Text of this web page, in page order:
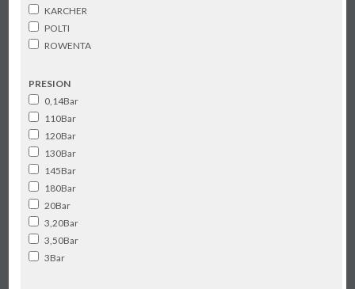
KARCHER
POLTI
ROWENTA
PRESION
0,14Bar
110Bar
120Bar
130Bar
145Bar
180Bar
20Bar
3,20Bar
3,50Bar
3Bar